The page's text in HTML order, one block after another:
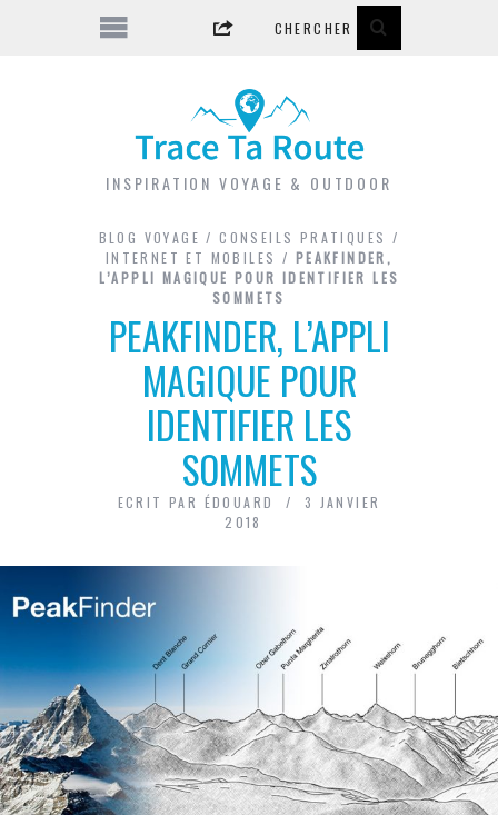
INSPIRATION VOYAGE & OUTDOOR
BLOG VOYAGE /CONSEILS PRATIQUES /
INTERNET ET MOBILES / PEAKFINDER,
L’APPLI MAGIQUE POUR IDENTIFIER LES
SOMMETS
PEAKFINDER, L’APPLI
MAGIQUE POUR
IDENTIFIER LES
SOMMETS
ECRIT PAR ÉDOUARD
3 JANVIER
2018